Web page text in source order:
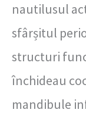
nautilusul
sfârșitul
structuri
închideau
mandibule